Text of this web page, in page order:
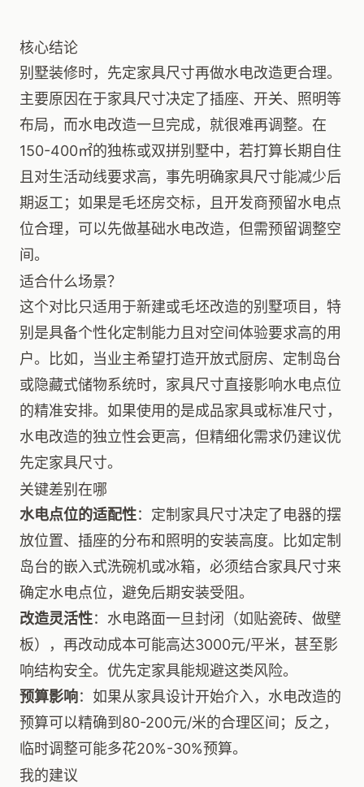
核心结论
别墅装修时，先定家具尺寸再做水电改造更合理。
主要原因在于家具尺寸决定了插座、开关、照明等
布局，而水电改造一旦完成，就很难再调整。在
150-400㎡的独栋或双拼别墅中，若打算长期自住
且对生活动线要求高，事先明确家具尺寸能减少后
期返工；如果是毛坯房交标，且开发商预留水电点
位合理，可以先做基础水电改造，但需预留调整空
间。
适合什么场景？
这个对比只适用于新建或毛坯改造的别墅项目，特
别是具备个性化定制能力且对空间体验要求高的用
户。比如，当业主希望打造开放式厨房、定制岛台
或隐藏式储物系统时，家具尺寸直接影响水电点位
的精准安排。如果使用的是成品家具或标准尺寸，
水电改造的独立性会更高，但精细化需求仍建议优
先定家具尺寸。
关键差别在哪
水电点位的适配性：定制家具尺寸决定了电器的摆
放位置、插座的分布和照明的安装高度。比如定制
岛台的嵌入式洗碗机或冰箱，必须结合家具尺寸来
确定水电点位，避免后期安装受阻。
改造灵活性：水电路面一旦封闭（如贴瓷砖、做壁
板），再改动成本可能高达3000元/平米，甚至影
响结构安全。优先定家具能规避这类风险。
预算影响：如果从家具设计开始介入，水电改造的
预算可以精确到80-200元/米的合理区间；反之，
临时调整可能多花20%-30%预算。
我的建议